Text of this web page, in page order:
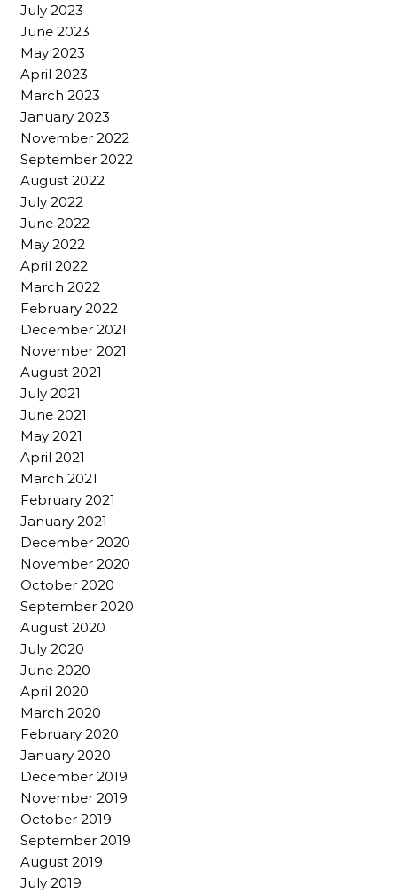
July 2023
June 2023
May 2023
April 2023
March 2023
January 2023
November 2022
September 2022
August 2022
July 2022
June 2022
May 2022
April 2022
March 2022
February 2022
December 2021
November 2021
August 2021
July 2021
June 2021
May 2021
April 2021
March 2021
February 2021
January 2021
December 2020
November 2020
October 2020
September 2020
August 2020
July 2020
June 2020
April 2020
March 2020
February 2020
January 2020
December 2019
November 2019
October 2019
September 2019
August 2019
July 2019